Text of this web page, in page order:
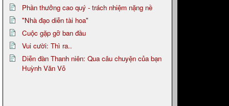
Phần thưởng cao quý - trách nhiệm nặng nề
"Nhà đạo diễn tài hoa"
Cuộc gặp gỡ ban đầu
Vui cười: Thì ra..
Diễn đàn Thanh niên: Qua câu chuyện của bạn
Huỳnh Văn Võ